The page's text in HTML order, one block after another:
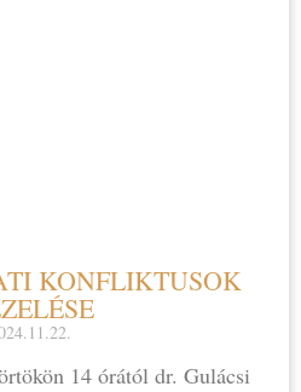
KONFLIKTUSOK
14 órától dr. Gulácsi